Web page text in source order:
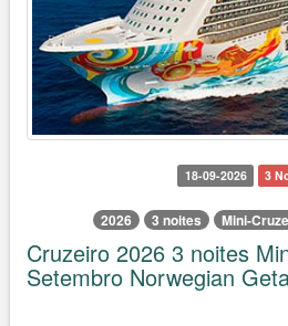
18-09-2026 3
2026 3 noites Mini-
Cruzeiro 2026 3 noites
Setembro Norwegian